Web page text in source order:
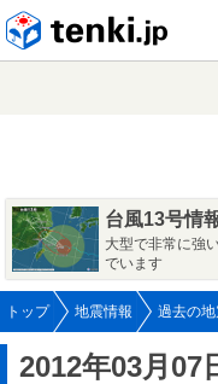
台風13号情
大型で非常に強
でいます
トップ 地震情報 過去の
2012年03月07